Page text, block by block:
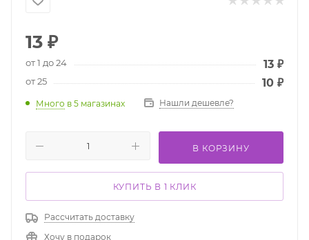
13 ₽
от 1 до 24 13 ₽
от 25 10 ₽
Много в 5 магазинах Нашли дешевле?
В КОРЗИНУ
КУПИТЬ В 1 КЛИК
Рассчитать доставку
Хочу в подарок